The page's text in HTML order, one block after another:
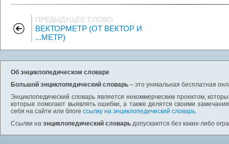
ПРЕДЫДУЩЕЕ СЛОВО
ВЕКТОРМЕТР (ОТ ВЕКТОР И
...МЕТР)
Об энциклопедическом словаре
Большой энциклопедический словарь – это уникальная бесплатная
Энциклопедический словарь является некоммерческим проектом,
которые помогают выявлять ошибки, а также делятся своими
себя на сайте или блоге ссылку на энциклопедический словарь.
Ссылки на энциклопедический словарь допускаются без каких-либо